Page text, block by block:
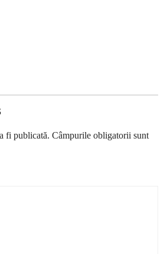
fi publicată. Câmpurile obligatorii sunt